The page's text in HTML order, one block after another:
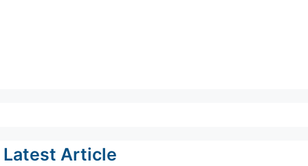
Latest Article